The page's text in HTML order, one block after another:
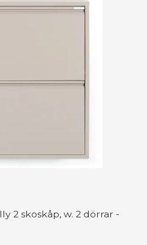
2 skoskåp, w. 2 dörrar -